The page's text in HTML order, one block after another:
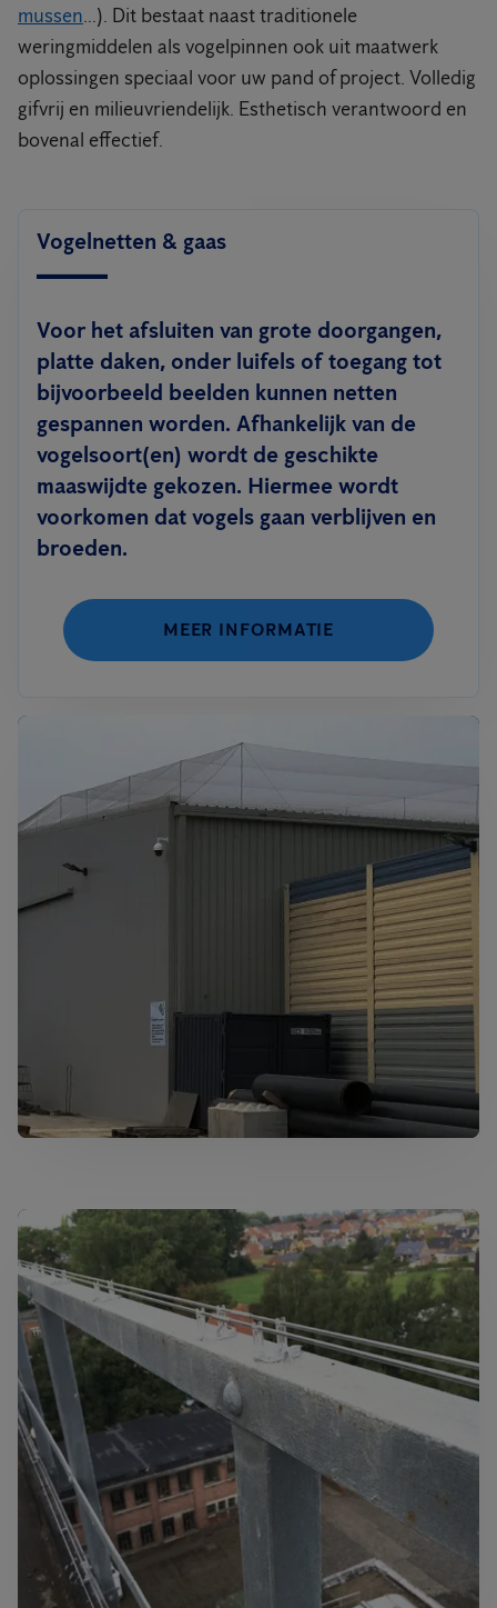
mussen...). Dit bestaat naast traditionele
weringmiddelen als vogelpinnen ook uit maatwerk
oplossingen speciaal voor uw pand of project. Volledig
gifvrij en milieuvriendelijk. Esthetisch verantwoord en
bovenal effectief.
Vogelnetten & gaas
Voor het afsluiten van grote doorgangen,
platte daken, onder luifels of toegang tot
bijvoorbeeld beelden kunnen netten
gespannen worden. Afhankelijk van de
vogelsoort(en) wordt de geschikte
maaswijdte gekozen. Hiermee wordt
voorkomen dat vogels gaan verblijven en
broeden.
MEER INFORMATIE